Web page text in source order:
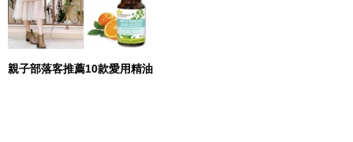
親子部落客推薦10款愛用精油